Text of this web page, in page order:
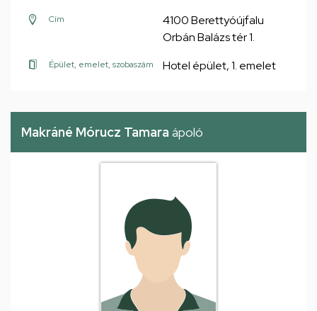
Cím
4100 Berettyóújfalu
Orbán Balázs tér 1.
Épület, emelet, szobaszám Hotel épület, 1. emelet
Makráné Mórucz Tamara ápoló